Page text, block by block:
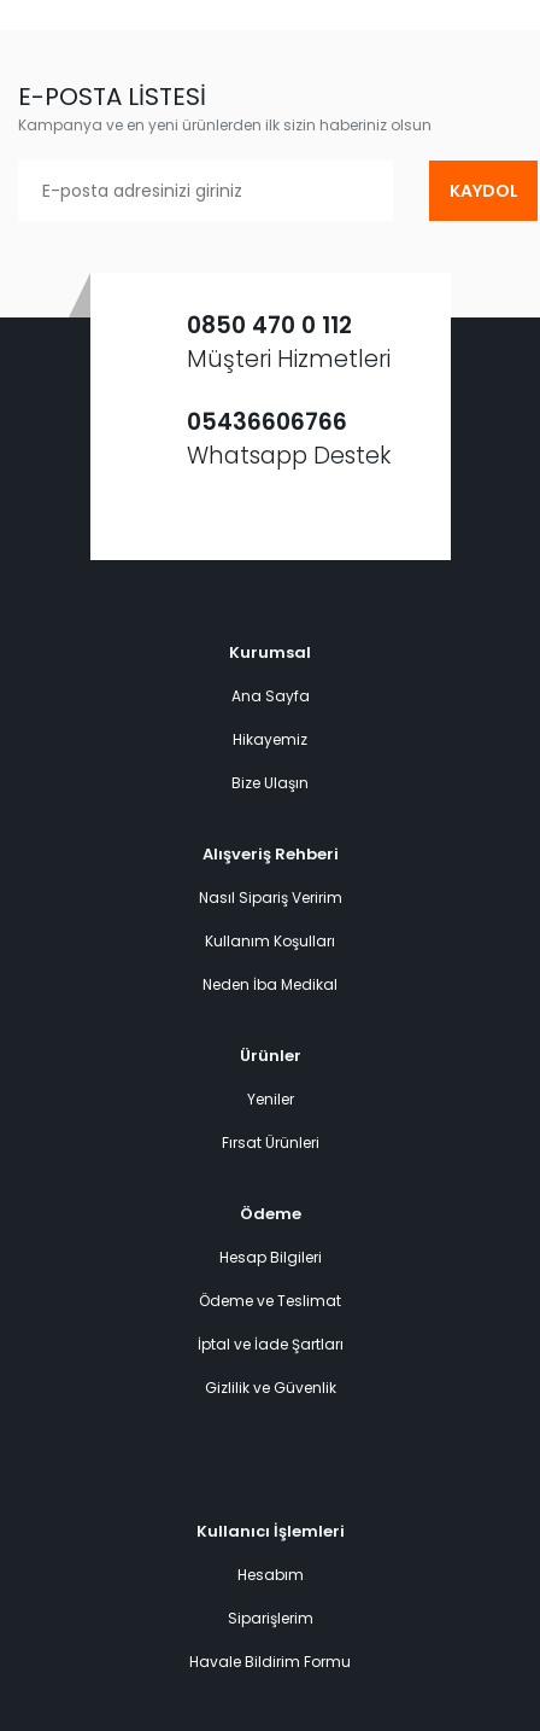
E-POSTA LİSTESİ
Kampanya ve en yeni ürünlerden ilk sizin haberiniz olsun
KAYDOL
0850 470 0 112
Müşteri Hizmetleri
05436606766
Whatsapp Destek
Kurumsal
Ana Sayfa
Hikayemiz
Bize Ulaşın
Alışveriş Rehberi
Nasıl Sipariş Veririm
Kullanım Koşulları
Neden İba Medikal
Ürünler
Yeniler
Fırsat Ürünleri
Ödeme
Hesap Bilgileri
Ödeme ve Teslimat
İptal ve İade Şartları
Gizlilik ve Güvenlik
Kullanıcı İşlemleri
Hesabım
Siparişlerim
Havale Bildirim Formu